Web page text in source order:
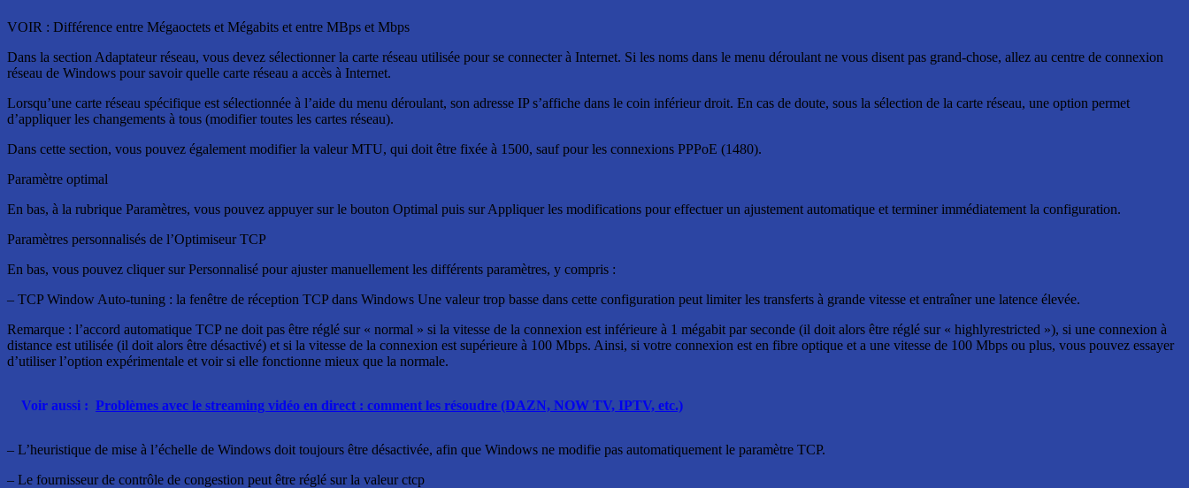
VOIR : Différence entre Mégaoctets et Mégabits et entre MBps et Mbps
Dans la section Adaptateur réseau, vous devez sélectionner la carte réseau utilisée pour se connecter à Internet. Si les noms dans le menu déroulant ne vous disent pas grand-chose, allez au centre de connexion
réseau de Windows pour savoir quelle carte réseau a accès à Internet.
Lorsqu’une carte réseau spécifique est sélectionnée à l’aide du menu déroulant, son adresse IP s’affiche dans le coin inférieur droit. En cas de doute, sous la sélection de la carte réseau, une option permet
d’appliquer les changements à tous (modifier toutes les cartes réseau).
Dans cette section, vous pouvez également modifier la valeur MTU, qui doit être fixée à 1500, sauf pour les connexions PPPoE (1480).
Paramètre optimal
En bas, à la rubrique Paramètres, vous pouvez appuyer sur le bouton Optimal puis sur Appliquer les modifications pour effectuer un ajustement automatique et terminer immédiatement la configuration.
Paramètres personnalisés de l’Optimiseur TCP
En bas, vous pouvez cliquer sur Personnalisé pour ajuster manuellement les différents paramètres, y compris :
– TCP Window Auto-tuning : la fenêtre de réception TCP dans Windows Une valeur trop basse dans cette configuration peut limiter les transferts à grande vitesse et entraîner une latence élevée.
Remarque : l’accord automatique TCP ne doit pas être réglé sur « normal » si la vitesse de la connexion est inférieure à 1 mégabit par seconde (il doit alors être réglé sur « highlyrestricted »), si une connexion à
distance est utilisée (il doit alors être désactivé) et si la vitesse de la connexion est supérieure à 100 Mbps. Ainsi, si votre connexion est en fibre optique et a une vitesse de 100 Mbps ou plus, vous pouvez essayer
d’utiliser l’option expérimentale et voir si elle fonctionne mieux que la normale.
Voir aussi : Problèmes avec le streaming vidéo en direct : comment les résoudre (DAZN, NOW TV, IPTV, etc.)
– L’heuristique de mise à l’échelle de Windows doit toujours être désactivée, afin que Windows ne modifie pas automatiquement le paramètre TCP.
– Le fournisseur de contrôle de congestion peut être réglé sur la valeur ctcp